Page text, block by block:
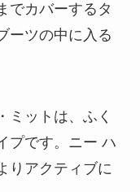
でカバーするタ
ーツの中に入る
ミットは、ふく
プです。ニー ハ
りアクティブに